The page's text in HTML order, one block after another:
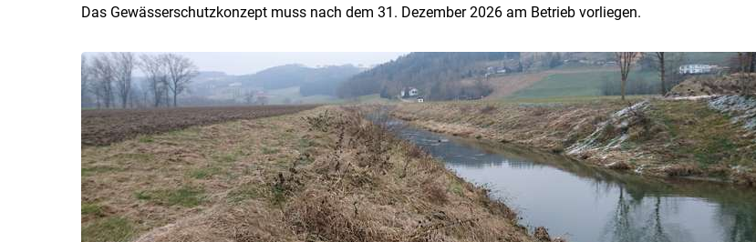
Das Gewässerschutzkonzept muss nach dem 31. Dezember 2026 am Betrieb vorliegen.